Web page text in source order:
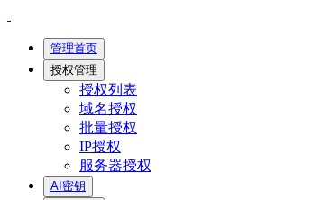
管理首页
授权管理
授权列表
域名授权
批量授权
IP授权
服务器授权
AI密钥